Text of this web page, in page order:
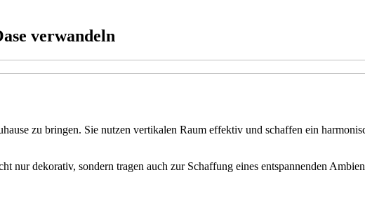
verwandeln
zu bringen. Sie nutzen vertikalen Raum effektiv und schaffen ein
nur dekorativ, sondern tragen auch zur Schaffung eines entspannenden